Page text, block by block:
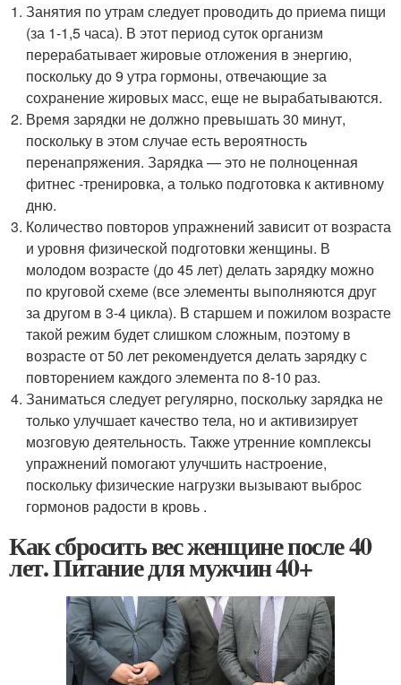
Занятия по утрам следует проводить до приема пищи
(за 1-1,5 часа). В этот период суток организм
перерабатывает жировые отложения в энергию,
поскольку до 9 утра гормоны, отвечающие за
сохранение жировых масс, еще не вырабатываются.
Время зарядки не должно превышать 30 минут,
поскольку в этом случае есть вероятность
перенапряжения. Зарядка — это не полноценная
фитнес -тренировка, а только подготовка к активному
дню.
Количество повторов упражнений зависит от возраста
и уровня физической подготовки женщины. В
молодом возрасте (до 45 лет) делать зарядку можно
по круговой схеме (все элементы выполняются друг
за другом в 3-4 цикла). В старшем и пожилом возрасте
такой режим будет слишком сложным, поэтому в
возрасте от 50 лет рекомендуется делать зарядку с
повторением каждого элемента по 8-10 раз.
Заниматься следует регулярно, поскольку зарядка не
только улучшает качество тела, но и активизирует
мозговую деятельность. Также утренние комплексы
упражнений помогают улучшить настроение,
поскольку физические нагрузки вызывают выброс
гормонов радости в кровь .
Как сбросить вес женщине после 40
лет. Питание для мужчин 40+